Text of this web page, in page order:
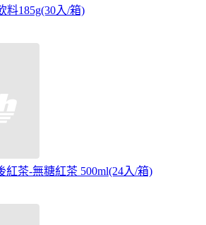
料185g(30入/箱)
紅茶-無糖紅茶 500ml(24入/箱)